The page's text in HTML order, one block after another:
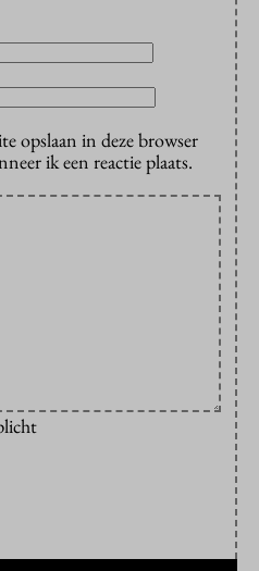
opslaan in deze browser
ik een reactie plaats.